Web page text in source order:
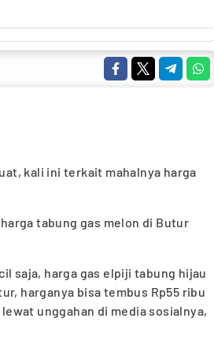
kali ini terkait mahalnya harga
tabung gas melon di Butur
saja, harga gas elpiji tabung hijau
harganya bisa tembus Rp55 ribu
unggahan di media sosialnya,